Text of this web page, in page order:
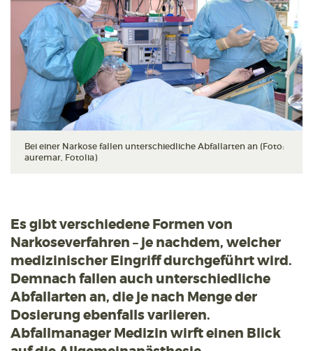
Bei einer Narkose fallen unterschiedliche Abfallarten an (Foto:
auremar, Fotolia)
Es gibt verschiedene Formen von
Narkoseverfahren – je nachdem, welcher
medizinischer Eingriff durchgeführt wird.
Demnach fallen auch unterschiedliche
Abfallarten an, die je nach Menge der
Dosierung ebenfalls variieren.
Abfallmanager Medizin wirft einen Blick